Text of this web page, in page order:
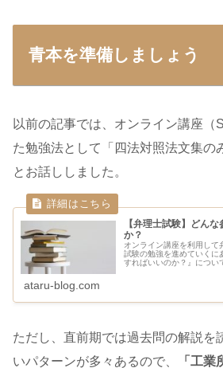
青本を準備しましょう
以前の記事では、オンライン講座（
た勉強法として「四法対照法文集の
とお話ししました。
【弁理士試験】どん
か？
オンライン講座を利用して
試験の勉強を進めていくに
すればいいのか？』につ
ataru-blog.com
ただし、直前期では過去問の解説を
いパターンが多々あるので、
「工